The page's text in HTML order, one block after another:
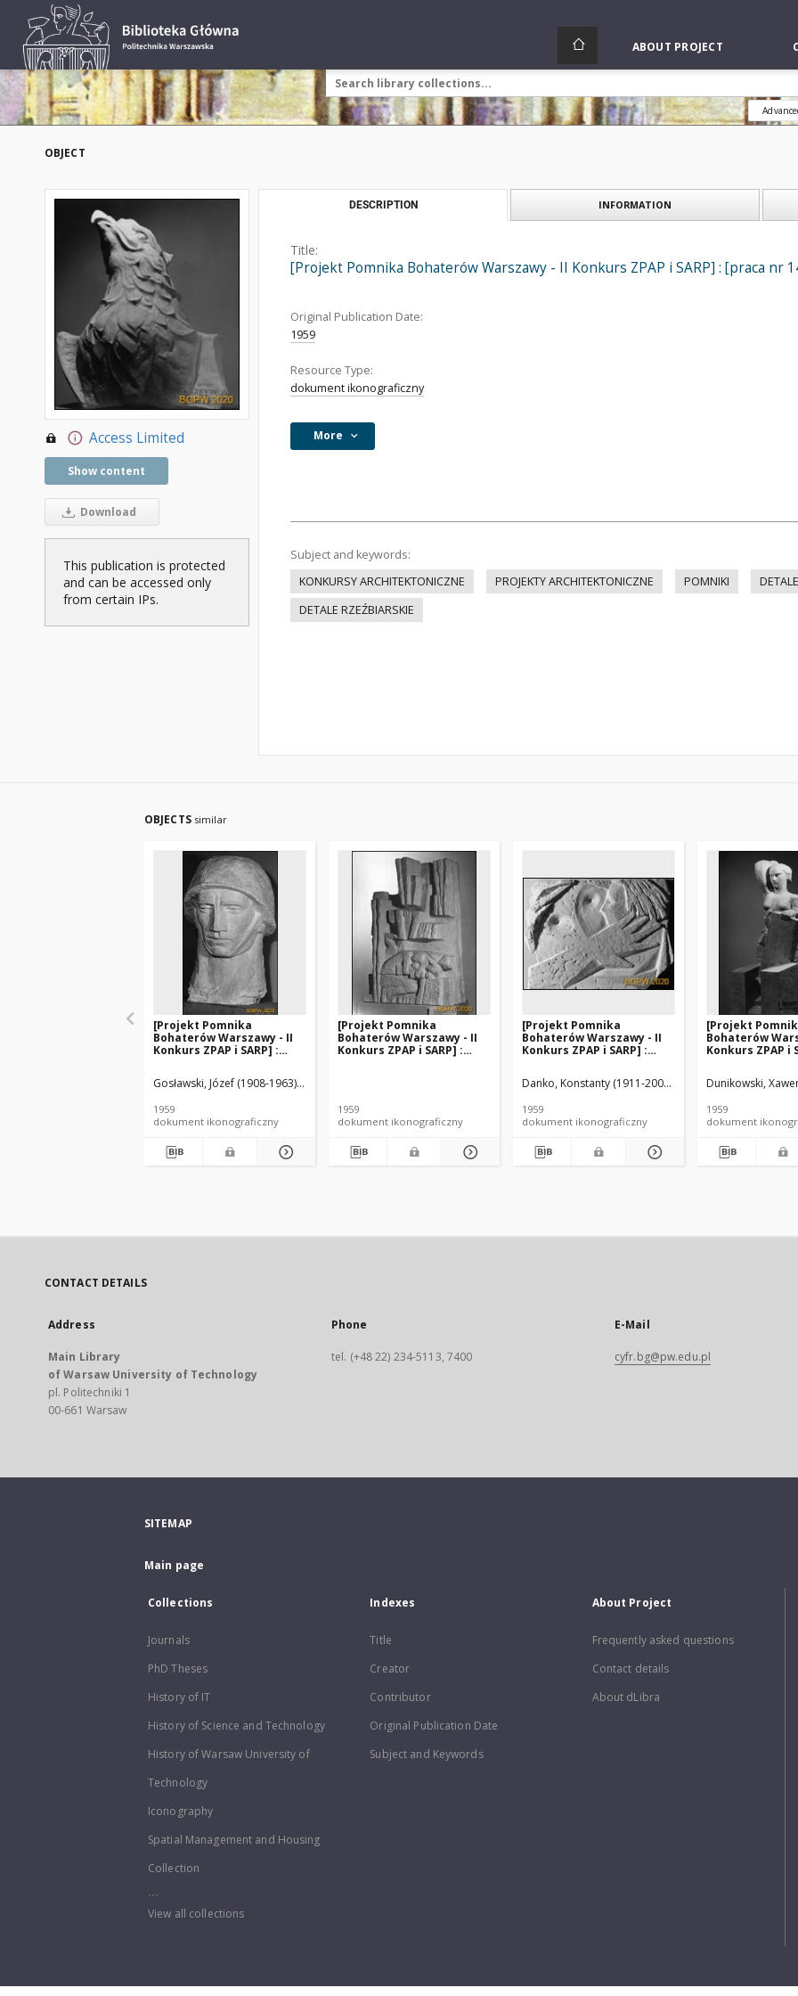
ABOUT PROJECT
OBJECT
Access Limited
Show content
Download
This publication is protected
and can be accessed only
from certain IPs.
DESCRIPTION INFORMATION
Title:
[Projekt Pomnika Bohaterów Warszawy - II Konkurs ZPAP i SARP] : [praca nr
Original Publication Date:
1959
Resource Type:
dokument ikonograficzny
More
Subject and keywords:
KONKURSY ARCHITEKTONICZNE
PROJEKTY ARCHITEKTONICZNE POMNIKI
DETALE RZEŹBIARSKIE
OBJECTS similar
[Projekt Pomnika
Bohaterów Warszawy - II
Konkurs ZPAP i SARP] :
stopnia]. [Zdj. 2], [Detal
modelu pomnika]
Gosławski, Józef (1908-1963). Rzeźbiarz Gosławski, Stanisław (1918-2008). Rzeźbiarz
1959
dokument ikonograficzny
[Projekt Pomnika
Bohaterów Warszawy - II
Konkurs ZPAP i SARP] :
1959
dokument ikonograficzny
[Projekt Pomnika
Bohaterów Warszawy - II
Konkurs ZPAP i SARP] :
stopnia]. [Zdj. 2], [Detal
modelu pomnika]
Danko, Konstanty (1911-2007). Architekt Jabłoński, Z.
1959
dokument ikonograficzny
[Projekt
Bohaterów
Konkurs ZPAP i
stopnia]. [Zdj.
modelu
Dunikowski,
1959
dokument
CONTACT DETAILS
Address
Main Library
of Warsaw University of Technology
pl. Politechniki 1
00-661 Warsaw
Phone
tel. (+48 22) 234-5113, 7400
E-Mail
cyfr.bg@pw.edu.pl
SITEMAP
Main page
Collections
Journals
PhD Theses
History of IT
History of Science and Technology
History of Warsaw University of
Technology
Iconography
Spatial Management and Housing
Collection
...
View all collections
Indexes
Title
Creator
Contributor
Original Publication Date
Subject and Keywords
About Project
Frequently asked questions
Contact details
About dLibra